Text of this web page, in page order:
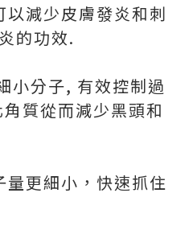
減少皮膚發炎和刺
的功效.
小分子, 有效控制過
質從而減少黑頭和
更細小，快速抓住